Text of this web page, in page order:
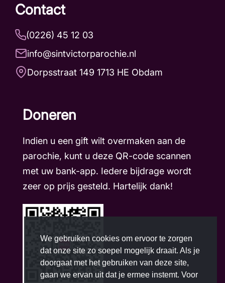
Contact
(0226) 45 12 03
info@sintvictorparochie.nl
Dorpsstraat 149 1713 HE Obdam
Doneren
Indien u een gift wilt overmaken aan de
parochie, kunt u deze QR-code scannen
met uw bank-app. Iedere bijdrage wordt
zeer op prijs gesteld. Hartelijk dank!
We gebruiken cookies om ervoor te zorgen
dat onze site zo soepel mogelijk draait. Als je
doorgaat met het gebruiken van deze site,
gaan we ervan uit dat je ermee instemt. Voor